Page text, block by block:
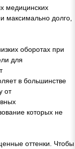
медицинских
максимально долго,
оборотах при
для
в большинстве
от
которых не
оттенки. Чтобы